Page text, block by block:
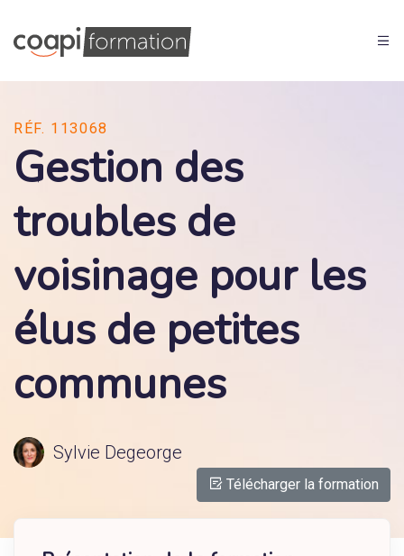
RÉF. 113068
Gestion des
troubles de
voisinage pour les
élus de petites
communes
Sylvie Degeorge
Télécharger la formation